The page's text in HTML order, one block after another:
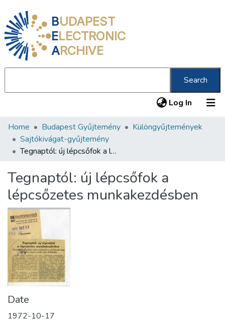
BUDAPEST
ELECTRONIC
ARCHIVE
Search
Log In (current)
Communities & Collections
All of DSpace
About us
Home Budapest Gyűjtemény
Különgyűjtemények
Sajtókivágat-gyűjtemény
Tegnaptól: új lépcsőfok a lépcsőzetes munkakezdésben
Tegnaptól: új lépcsőfok a
lépcsőzetes munkakezdésben
Date
1972-10-17